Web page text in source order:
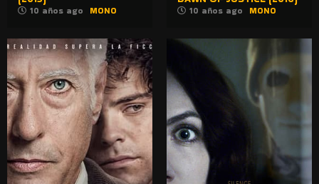
10 años ago MONO 10 años ago MONO